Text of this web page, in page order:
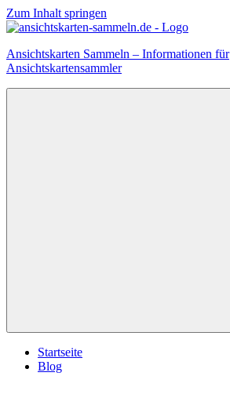
Zum Inhalt springen
Ansichtskarten Sammeln – Informationen für
Ansichtskartensammler
Startseite
Blog